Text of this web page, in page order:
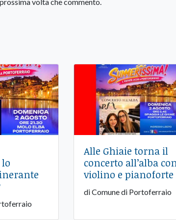
Alle Ghiaie torna il
concerto all’alba
violino e pianoforte
di Comune di Portoferraio